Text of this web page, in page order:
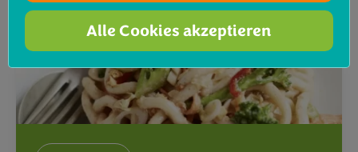
Alle Cookies akzeptieren